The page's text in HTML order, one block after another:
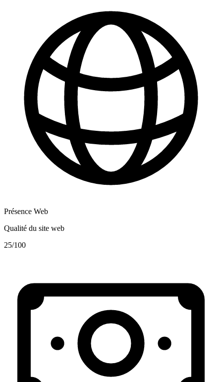
Présence Web
Qualité du site web
25/100